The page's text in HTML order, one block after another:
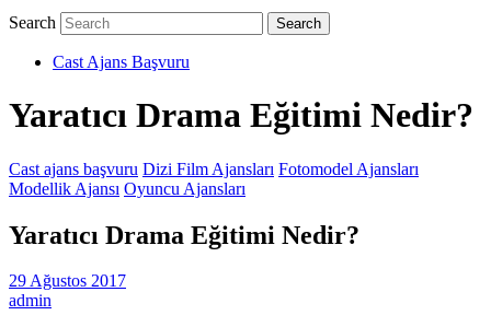
Search
Cast Ajans Başvuru
Yaratıcı Drama Eğitimi Nedir?
Cast ajans başvuru Dizi Film Ajansları Fotomodel Ajansları
Modellik Ajansı Oyuncu Ajansları
Yaratıcı Drama Eğitimi Nedir?
29 Ağustos 2017
admin